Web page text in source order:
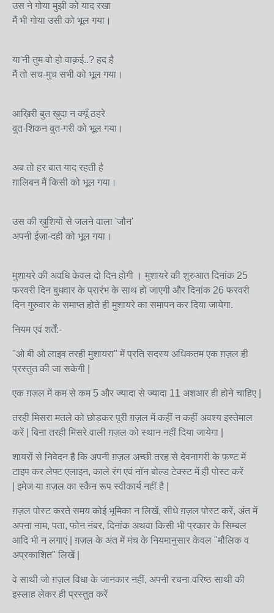
उस ने गोया मुझी को याद रखा
मैं भी गोया उसी को भूल गया।
या'नी तुम वो हो वाक़ई..? हद है
मैं तो सच-मुच सभी को भूल गया।
आख़िरी बुत ख़ुदा न क्यूँ ठहरे
बुत-शिकन बुत-गरी को भूल गया।
अब तो हर बात याद रहती है
ग़ालिबन मैं किसी को भूल गया।
उस की ख़ुशियों से जलने वाला 'जौन'
अपनी ईज़ा-दही को भूल गया।
मुशायरे की अवधि केवल दो दिन होगी । मुशायरे की शुरुआत दिनांक 25
फरवरी दिन बुधवार के प्रारंभ के साथ हो जाएगी और दिनांक 26 फरवरी
दिन गुरुवार के समाप्त होते ही मुशायरे का समापन कर दिया जायेगा.
नियम एवं शर्तें:-
"ओ बी ओ लाइव तरही मुशायरा" में प्रति सदस्य अधिकतम एक ग़ज़ल ही
प्रस्तुत की जा सकेगी |
एक ग़ज़ल में कम से कम 5 और ज्यादा से ज्यादा 11 अशआर ही होने चाहिए |
तरही मिसरा मतले को छोड़कर पूरी ग़ज़ल में कहीं न कहीं अवश्य इस्तेमाल
करें | बिना तरही मिसरे वाली ग़ज़ल को स्थान नहीं दिया जायेगा |
शायरों से निवेदन है कि अपनी ग़ज़ल अच्छी तरह से देवनागरी के फ़ण्ट में
टाइप कर लेफ्ट एलाइन, काले रंग एवं नॉन बोल्ड टेक्स्ट में ही पोस्ट करें
| इमेज या ग़ज़ल का स्कैन रूप स्वीकार्य नहीं है |
ग़ज़ल पोस्ट करते समय कोई भूमिका न लिखें, सीधे ग़ज़ल पोस्ट करें, अंत में
अपना नाम, पता, फोन नंबर, दिनांक अथवा किसी भी प्रकार के सिम्बल
आदि भी न लगाएं | ग़ज़ल के अंत में मंच के नियमानुसार केवल "मौलिक व
अप्रकाशित" लिखें |
वे साथी जो ग़ज़ल विधा के जानकार नहीं, अपनी रचना वरिष्ठ साथी की
इस्लाह लेकर ही प्रस्तुत करें